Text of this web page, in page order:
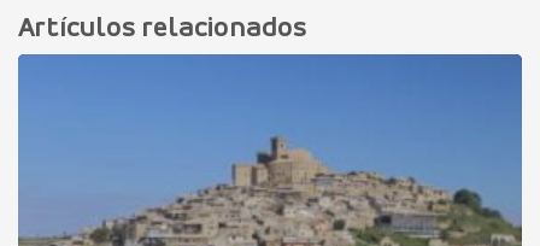
Artículos relacionados